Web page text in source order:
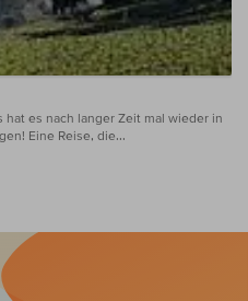
es nach langer Zeit mal wieder in
Eine Reise, die...